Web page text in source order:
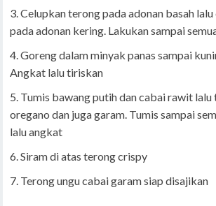
Celupkan terong pada adonan basah
pada adonan kering. Lakukan sampai
Goreng dalam minyak panas sampai
Angkat lalu tiriskan
Tumis bawang putih dan cabai rawit lalu
oregano dan juga garam. Tumis sampai
lalu angkat
Siram di atas terong crispy
Terong ungu cabai garam siap disajikan